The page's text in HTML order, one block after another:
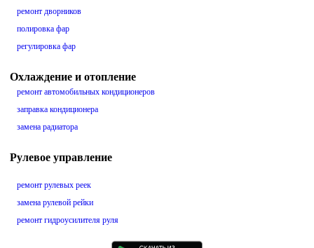
ремонт дворников
полировка фар
регулировка фар
Охлаждение и отопление
ремонт автомобильных кондиционеров
заправка кондиционера
замена радиатора
Рулевое управление
ремонт рулевых реек
замена рулевой рейки
ремонт гидроусилителя руля